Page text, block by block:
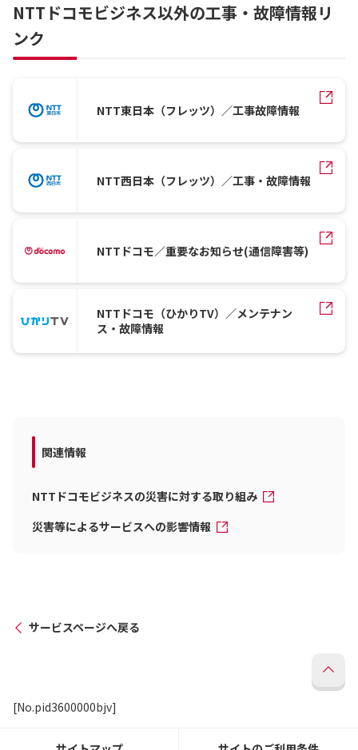
NTTドコモビジネス以外の工事・故障情報リ
ンク
NTT東日本（フレッツ）／工事故障情報
NTT西日本（フレッツ）／工事・故障情報
NTTドコモ／重要なお知らせ(通信障害等)
NTTドコモ（ひかりTV）／メンテナン
ス・故障情報
関連情報
NTTドコモビジネスの災害に対する取り組み
災害等によるサービスへの影響情報
サービスページへ戻る
[No.pid3600000bjv]